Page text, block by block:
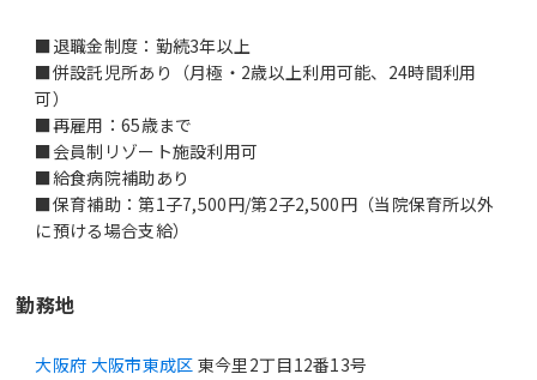
■退職金制度：勤続3年以上
■併設託児所あり（月極・2歳以上利用可能、24時間利用
可）
■再雇用：65歳まで
■会員制リゾート施設利用可
■給食病院補助あり
■保育補助：第1子7,500円/第2子2,500円（当院保育所以外
勤務地
大阪府 大阪市東成区 東今里2丁目12番13号